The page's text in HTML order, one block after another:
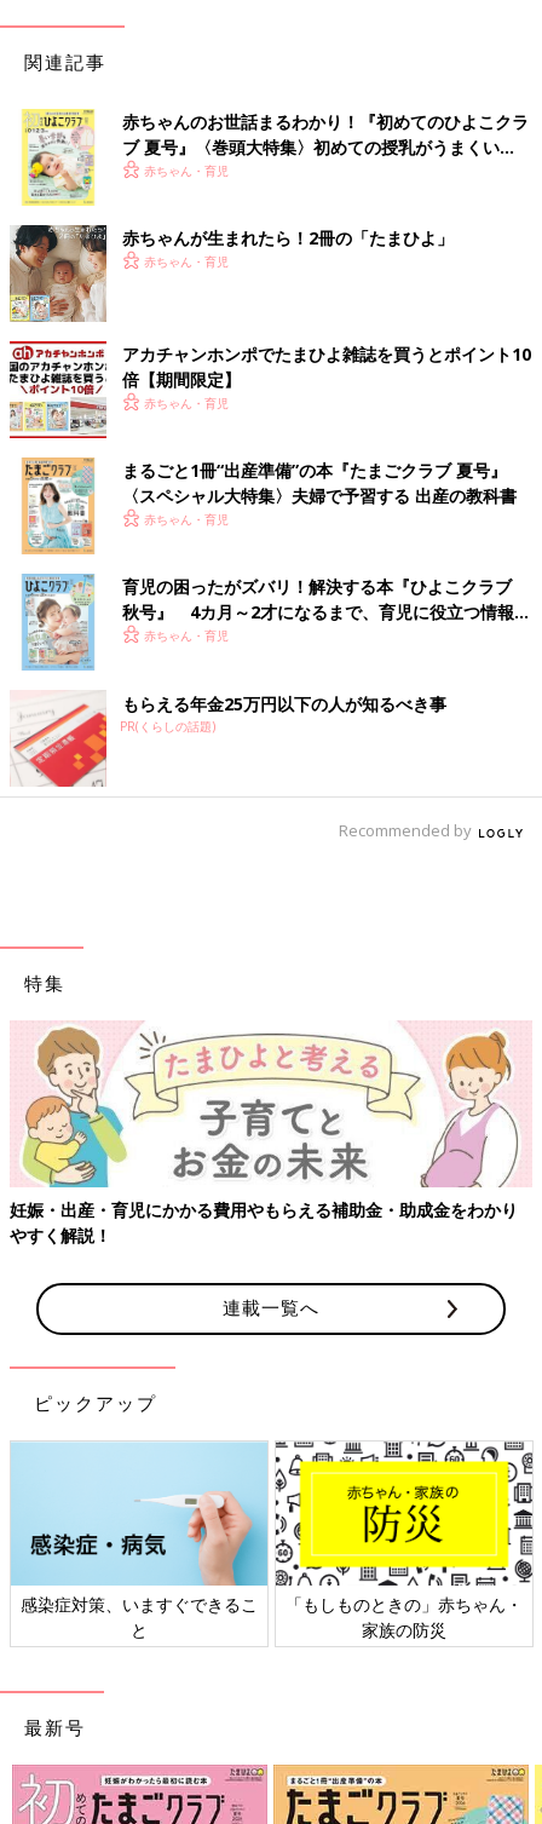
関連記事
赤ちゃんのお世話まるわかり！『初めてのひよこクラ
ブ 夏号』〈巻頭大特集〉初めての授乳がうまくい
く！ おっぱい・ミルクの基本と夏のトラブル 解決テ
赤ちゃん・育児
赤ちゃんが生まれたら！2冊の「たまひよ」
赤ちゃん・育児
アカチャンホンポでたまひよ雑誌を買うとポイント10
倍【期間限定】
赤ちゃん・育児
まるごと1冊“出産準備”の本『たまごクラブ 夏号』
〈スペシャル大特集〉夫婦で予習する 出産の教科書
赤ちゃん・育児
育児の困ったがズバリ！解決する本『ひよこクラブ
秋号』 4カ月～2才になるまで、育児に役立つ情報が
いっぱい！
赤ちゃん・育児
もらえる年金25万円以下の人が知るべき事
PR(くらしの話題)
Recommended by
特集
る補助金・助成金をわかり 【ワクチン接種できるものも】妊婦
連載一覧へ
ピックアップ
「もしものときの」赤ちゃん・
家族の防災
日本外来小児科学会リーフレ
ト検討会
最新号